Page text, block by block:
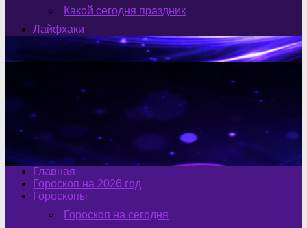
Какой сегодня праздник
Лайфхаки
Главная
Гороскоп на 2026 год
Гороскопы
Гороскоп на сегодня